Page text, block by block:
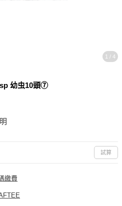
1 / 4
幼虫10頭⑦
試算
繳費